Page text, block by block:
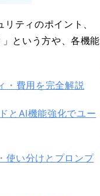
ティのポイント、
という方や、各機能
費用を完全解説
とAI機能強化でユー
使い分けとプロンプ